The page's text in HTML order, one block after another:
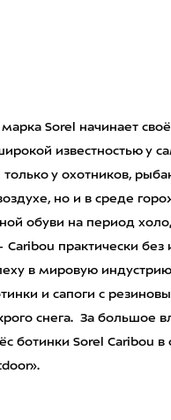
марка Sorel начинает
известностью у
у охотников,
но и в среде
обуви на период
практически
в мировую
и сапоги с
снега. За большое
ботинки Sorel Caribou